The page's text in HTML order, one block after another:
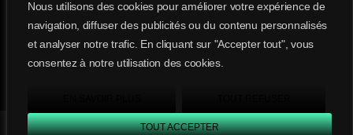
Nous utilisons des cookies pour améliorer votre expérience de
navigation, diffuser des publicités ou du contenu personnalisés
et analyser notre trafic. En cliquant sur "Accepter tout", vous
consentez à notre utilisation des cookies.
TOUT ACCEPTER
Divergence FM
Ici l’Ombre – mardi 28 juillet